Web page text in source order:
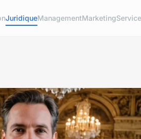
JuridiqueManagementMarketing